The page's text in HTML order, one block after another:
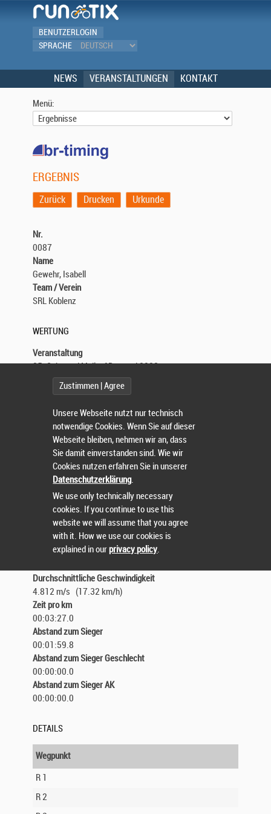
BENUTZERLOGIN
SPRACHE
NEWS VERANSTALTUNGEN KONTAKT
Menü:
ERGEBNIS
Zurück Drucken Urkunde
Nr.
0087
Name
Gewehr, Isabell
Team / Verein
SRL Koblenz
WERTUNG
Veranstaltung
35. Sebamed Mailauf Boppard 2023
Wettbewerb
5000 m
Platz Geschlecht
Platz Altersklasse
1 (HKW)
STATISTIK
Durchschnittliche Geschwindigkeit
4.812 m/s (17.32 km/h)
Zeit pro km
00:03:27.0
Abstand zum Sieger
00:01:59.8
Abstand zum Sieger Geschlecht
00:00:00.0
Abstand zum Sieger AK
00:00:00.0
DETAILS
Wegpunkt
R 1
R 2
Zustimmen | Agree
Unsere Webseite nutzt nur technisch
notwendige Cookies. Wenn Sie auf dieser
Webseite bleiben, nehmen wir an, dass
Sie damit einverstanden sind. Wie wir
Cookies nutzen erfahren Sie in unserer
Datenschutzerklärung.
We use only technically necessary
cookies. If you continue to use this
website we will assume that you agree
with it. How we use our cookies is
explained in ourprivacy policy.